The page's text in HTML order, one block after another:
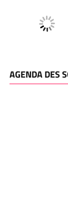
AGENDA DES